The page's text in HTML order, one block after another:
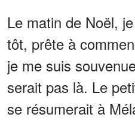
Le matin de Noël,
tôt, prête à
je me suis
serait pas là. Le
se résumerait à